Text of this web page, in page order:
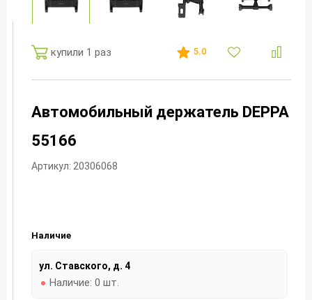
купили 1 раз 5.0
Автомобильный держатель DEPPA
55166
Артикул: 20306068
Наличие
ул. Ставского, д. 4
Наличие: 0 шт.